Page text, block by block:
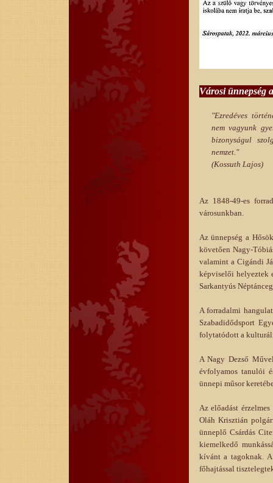
Városi ünnepség
"Ezredéves
nem vagyunk
bizonyságul
nemzet."
(Kossuth Lajos)
Az 1848-49-es
városunkban.
Az ünnepség a
követően Nagy-
valamint a Cigándi
képviselői helyeztek
Sarkantyús
A forradalmi
Szabadidődsport
folytatódott a
A Nagy Dezső
évfolyamos tanulói
ünnepi műsor
Az előadást
Oláh Krisztián
ünneplő Csárdás
kiemelkedő
kívánt a tagoknak.
főhajtással